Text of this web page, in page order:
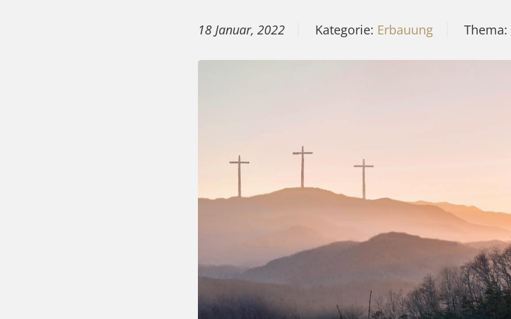
18 Januar, 2022 Kategorie: Erbauung Thema: